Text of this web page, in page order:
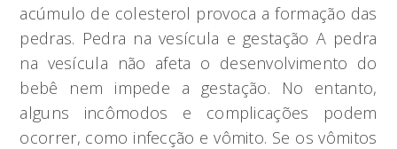
acúmulo de colesterol provoca a formação das
pedras. Pedra na vesícula e gestação A pedra
na vesícula não afeta o desenvolvimento do
bebê nem impede a gestação. No entanto,
alguns incômodos e complicações podem
ocorrer, como infecção e vômito. Se os vômitos